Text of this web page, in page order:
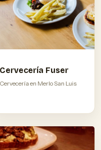
Cervecería Fuser
Cervecería en Merlo San Luis